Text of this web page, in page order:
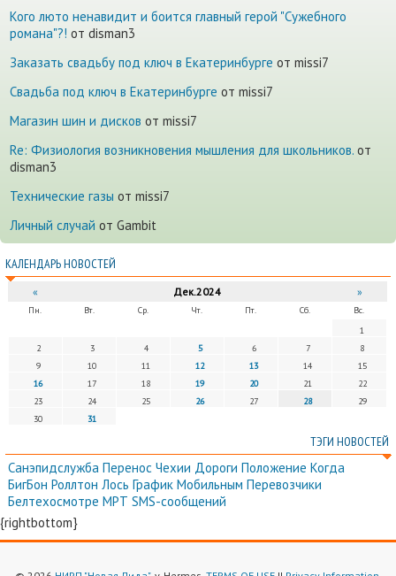
Кого люто ненавидит и боится главный герой "Сужебного
романа"?! от disman3
Заказать свадьбу под ключ в Екатеринбурге от missi7
Cвадьба под ключ в Екатеринбурге от missi7
Магазин шин и дисков от missi7
Re: Физиология возникновения мышления для школьников. от
disman3
Технические газы от missi7
Личный случай от Gambit
КАЛЕНДАРЬ НОВОСТЕЙ
« Дек.2024 »
Пн. Вт. Ср. Чт. Пт. Сб.
Вс.
1
2
3 4 5 6 7
8
9
10 11 12 13 14
15
16
17 18 19 20 21
22
23
24 25 26 27 28
29
30
31
ТЭГИ НОВОСТЕЙ
Санэпидслужба Перенос Чехии Дороги Положение Когда
БигБон Роллтон Лось График Мобильным Перевозчики
Белтехосмотре МРТ SMS-сообщений
{rightbottom}